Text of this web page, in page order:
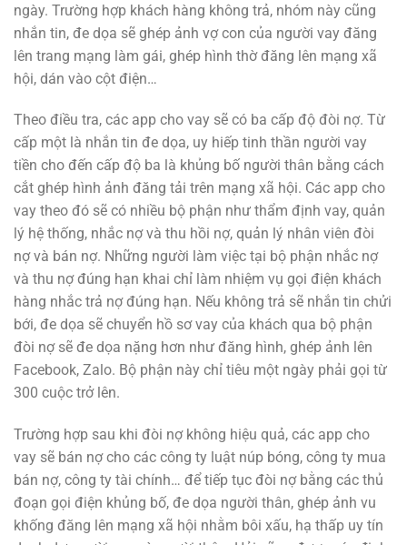
ngày. Trường hợp khách hàng không trả, nhóm này cũng
nhắn tin, đe dọa sẽ ghép ảnh vợ con của người vay đăng
lên trang mạng làm gái, ghép hình thờ đăng lên mạng xã
hội, dán vào cột điện…
Theo điều tra, các app cho vay sẽ có ba cấp độ đòi nợ. Từ
cấp một là nhắn tin đe dọa, uy hiếp tinh thần người vay
tiền cho đến cấp độ ba là khủng bố người thân bằng cách
cắt ghép hình ảnh đăng tải trên mạng xã hội. Các app cho
vay theo đó sẽ có nhiều bộ phận như thẩm định vay, quản
lý hệ thống, nhắc nợ và thu hồi nợ, quản lý nhân viên đòi
nợ và bán nợ. Những người làm việc tại bộ phận nhắc nợ
và thu nợ đúng hạn khai chỉ làm nhiệm vụ gọi điện khách
hàng nhắc trả nợ đúng hạn. Nếu không trả sẽ nhắn tin chửi
bới, đe dọa sẽ chuyển hồ sơ vay của khách qua bộ phận
đòi nợ sẽ đe dọa nặng hơn như đăng hình, ghép ảnh lên
Facebook, Zalo. Bộ phận này chỉ tiêu một ngày phải gọi từ
300 cuộc trở lên.
Trường hợp sau khi đòi nợ không hiệu quả, các app cho
vay sẽ bán nợ cho các công ty luật núp bóng, công ty mua
bán nợ, công ty tài chính… để tiếp tục đòi nợ bằng các thủ
đoạn gọi điện khủng bố, đe dọa người thân, ghép ảnh vu
khống đăng lên mạng xã hội nhằm bôi xấu, hạ thấp uy tín